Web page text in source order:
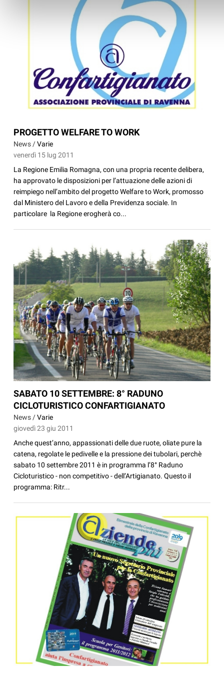
PROGETTO WELFARE TO WORK
News /Varie
venerdì 15 lug 2011
La Regione Emilia Romagna, con una propria recente delibera,
ha approvato le disposizioni per l’attuazione delle azioni di
reimpiego nell’ambito del progetto Welfare to Work, promosso
dal Ministero del Lavoro e della Previdenza sociale. In
particolare la Regione erogherà co...
SABATO 10 SETTEMBRE: 8° RADUNO
CICLOTURISTICO CONFARTIGIANATO
News /Varie
giovedì 23 giu 2011
Anche quest’anno, appassionati delle due ruote, oliate pure la
catena, regolate le pedivelle e la pressione dei tubolari, perchè
sabato 10 settembre 2011 è in programma l’8° Raduno
Cicloturistico - non competitivo - dell’Artigianato. Questo il
programma: Ritr...